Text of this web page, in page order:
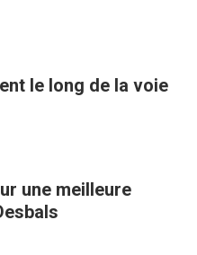
le long de la voie
une meilleure